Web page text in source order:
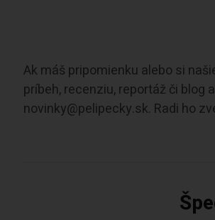
Ak máš pripomienku alebo si
príbeh, recenziu, reportáž či
novinky@pelipecky.sk. Radi ho